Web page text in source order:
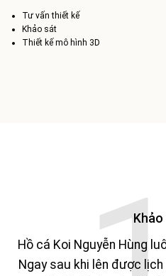
Tư vấn thiết kế
Khảo sát
Thiết kế mô hình 3D
Hồ cá Koi Nguyễn Hùng
Ngay sau khi lên được